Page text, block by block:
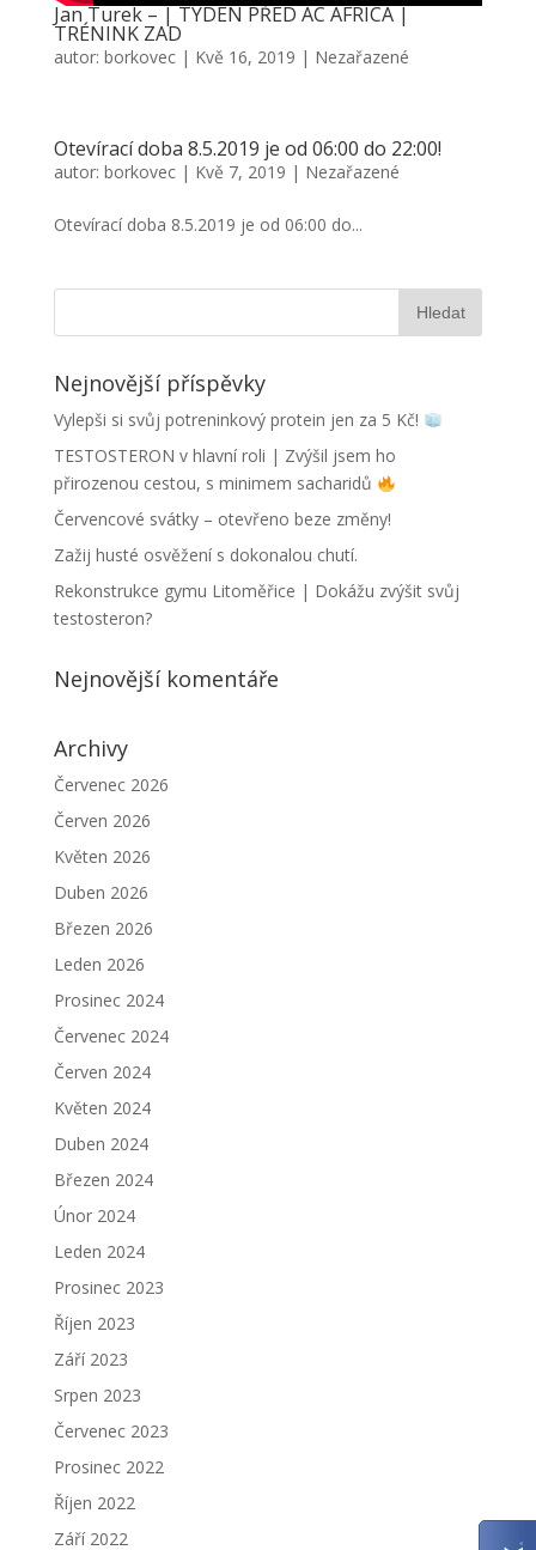
Jan Turek – | TÝDEN PŘED AC AFRICA |
TRÉNINK ZAD
autor: borkovec| Kvě 16, 2019 | Nezařazené
Otevírací doba 8.5.2019 je od 06:00 do 22:00!
autor: borkovec| Kvě 7, 2019 | Nezařazené
Otevírací doba 8.5.2019 je od 06:00 do...
Nejnovější příspěvky
Vylepši si svůj potreninkový protein jen za 5 Kč!
TESTOSTERON v hlavní roli | Zvýšil jsem ho
přirozenou cestou, s minimem sacharidů
Červencové svátky – otevřeno beze změny!
Zažij husté osvěžení s dokonalou chutí.
Rekonstrukce gymu Litoměřice | Dokážu zvýšit svůj
testosteron?
Nejnovější komentáře
Archivy
Červenec 2026
Červen 2026
Květen 2026
Duben 2026
Březen 2026
Leden 2026
Prosinec 2024
Červenec 2024
Červen 2024
Květen 2024
Duben 2024
Březen 2024
Únor 2024
Leden 2024
Prosinec 2023
Říjen 2023
Září 2023
Srpen 2023
Červenec 2023
Prosinec 2022
Říjen 2022
Září 2022